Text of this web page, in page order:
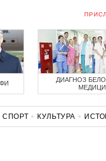
ДИАГНОЗ
СПОРТ КУЛЬТУРА